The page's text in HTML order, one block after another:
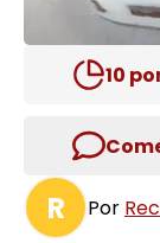
10
R Por